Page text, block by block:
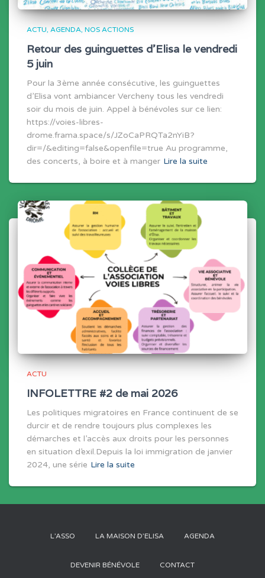
ACTU AGENDA NOS ACTIONS
Retour des guinguettes d’Elisa le vendredi
5 juin
Pour la 3ème année consécutive, les guinguettes
d’Elisa vont ambiancer Vercheny tous les vendredi
soir du mois de juin. Appel à bénévoles sur ce lien:
https://voies-libres-
drome.frama.space/s/JZoCaPRQTa2nYiB?
dir=/&editing=false&openfile=true Au programme,
des concerts, à boire et à manger Lire la suite
ACTU
INFOLETTRE #2 de mai 2026
Les politiques migratoires en France continuent de se
durcir et de rendre toujours plus complexes les
démarches et l’accès aux droits pour les personnes
en situation d’exil.Depuis la loi immigration de janvier
2024, une série Lire la suite
L’ASSO LA MAISON D’ELISA AGENDA
DEVENIR BÉNÉVOLE CONTACT